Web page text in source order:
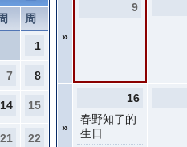
周 周
1
7 8
14 15
21 22
»
9
»
16
春野知了的
生日